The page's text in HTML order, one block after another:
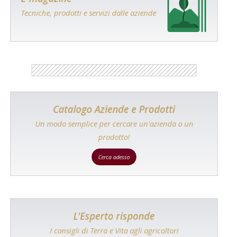
Tecniche, prodotti e servizi dalle aziende
Catalogo Aziende e Prodotti
Un modo semplice per cercare un'azienda o un
prodotto!
Cerca adesso
L'Esperto risponde
I consigli di Terra e Vita agli agricoltori